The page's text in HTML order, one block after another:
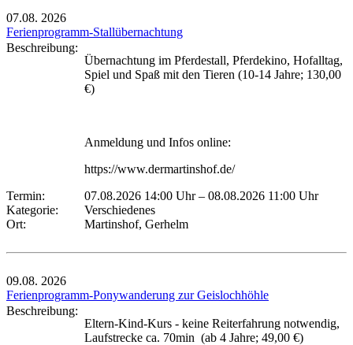
07.08. 2026
Ferienprogramm-Stallübernachtung
Beschreibung:
Übernachtung im Pferdestall, Pferdekino, Hofalltag,
Spiel und Spaß mit den Tieren (10-14 Jahre; 130,00
€)
Anmeldung und Infos online:
https://www.dermartinshof.de/
Termin:
07.08.2026 14:00 Uhr– 08.08.2026 11:00 Uhr
Kategorie:
Verschiedenes
Ort:
Martinshof, Gerhelm
09.08. 2026
Ferienprogramm-Ponywanderung zur Geislochhöhle
Beschreibung:
Eltern-Kind-Kurs - keine Reiterfahrung notwendig,
Laufstrecke ca. 70min (ab 4 Jahre; 49,00 €)